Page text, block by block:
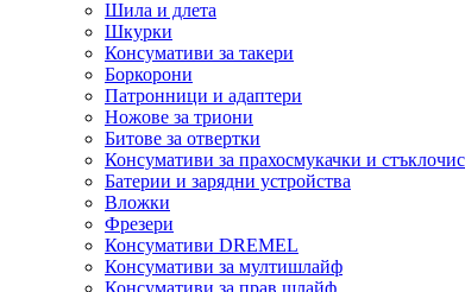
Шила и длета
Шкурки
Консумативи за такери
Боркорони
Патронници и адаптери
Ножове за триони
Битове за отвертки
Консумативи за прахосмукачки и
Батерии и зарядни устройства
Вложки
Фрезери
Консумативи DREMEL
Консумативи за мултишлайф
Консумативи за прав шлайф